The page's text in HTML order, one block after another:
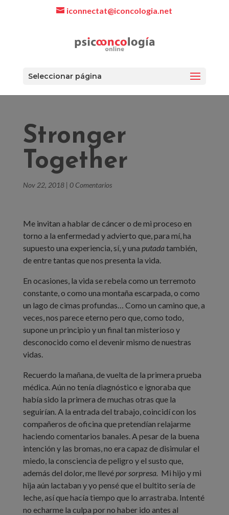
iconnectat@iconcologia.net
Seleccionar página
Stronger
Together
Nov 22, 2018| 0 Comentarios
Me invitan a hablar de cáncer o de mi proceso en
torno a la enfermedad y advierto que, para mí, ha
supuesto una experiencia, sí, y una putadatambién,
de entre tantas que nos presenta la vida.
En ocasiones, la vida se rebela como un terremoto
constante, o como una montaña escarpada, o como
un lago de cimas profundas… Como un camino que, a
veces, nos parece eterno pero que, como todo,
supone un principio y un final tan misterioso y
desconocido como el devenir mismo de nuestras
vidas.
Recuerdo la mañana, de vuelta de la primera prueba
médica. Aún no tenía diagnóstico e ignoraba que
había sido la primera de muchas otras que la
seguirían. A la entrada del trabajo, coincidí con los
compañeros de oficina que pretendían relajarme
haciendo comentarios banales. A pesar de la buena
intención y las bromas, no era capaz de disimular el
miedo, la consciencia de peligro y el susto que,
además del dolor, me llevépor sorpresa. Mi hijo y mi
hija aún lactaban y yo pensé que el bultito sería de
leche, así que hacía tiempo que lo arrastraba. Intenté
no echarme la culpa por no haber ido antes al